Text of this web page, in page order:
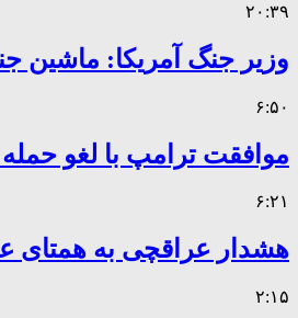
۲۰:۳۹
وزیر جنگ آمریکا: ماشین
۶:۵۰
موافقت ترامپ با لغو حمله
۶:۲۱
هشدار عراقچی به همتای
۲:۱۵